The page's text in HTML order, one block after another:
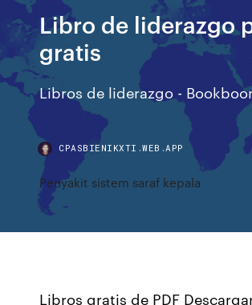
Libro de liderazgo
gratis
Libros de liderazgo -
CPASBIENIKXTI.WEB.APP
Penyakit sistem saraf kepala
Libros gratis de PDF